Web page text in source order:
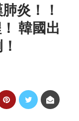
炎！！
！ 韓國出